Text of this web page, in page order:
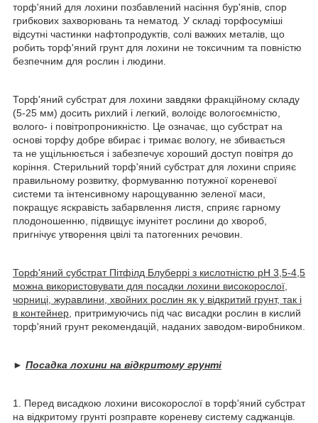
торф'яний для лохини позбавлений насіння бур'янів, спор
грибкових захворювань та нематод. У складі торфосуміші
відсутні частинки нафтопродуктів, солі важких металів, що
робить торф'яний грунт для лохини не токсичним та повністю
безпечним для рослин і людини.
Торф'яний субстрат для лохини завдяки фракційному складу
(5-25 мм) досить рихлий і легкий, волоідє вологоємністю,
волого- і повітропроникністю. Це означає, що субстрат на
основі торфу добре вбирає і тримає вологу, не збивається
та не ущільнюється і забезпечує хороший доступ повітря до
коріння. Стерильний торф'яний субстрат для лохини сприяє
правильному розвитку, формуванню потужної кореневої
системи та інтенсивному нарощуванню зеленої маси,
покращує яскравість забарвлення листя, сприяє гарному
плодоношенню, підвищує імунітет рослини до хвороб,
пригнічує утворення цвілі та патогенних речовин.
Торф'яний субстрат Пітфілд Блуберрі з кислотністю pH 3,5-4,5
можна використовувати для посадки лохини високорослої,
чорниці, журавлини, хвойних рослин як у відкритий грунт, так і
в контейнер , притримуючись під час висадки рослин в кислий
торф'яний грунт рекомендацій, наданих заводом-виробником.
► Посадка лохини на відкритому грунті
1. Перед висадкою лохини високорослої в торф'яний субстрат
на відкритому грунті розправте кореневу систему саджанців.